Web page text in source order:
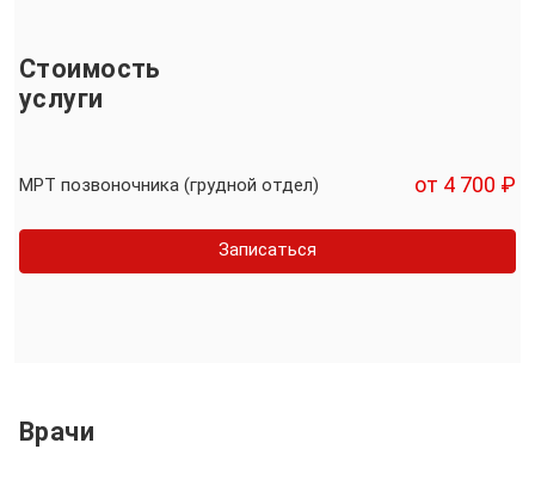
Стоимость
услуги
МРТ позвоночника (грудной отдел) от 4 700 ₽
Записаться
Врачи